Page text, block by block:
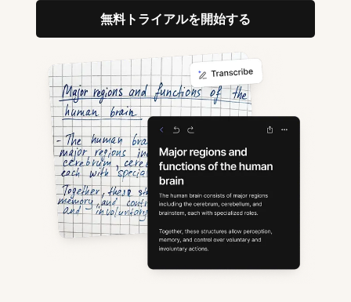
無料トライアルを開始する